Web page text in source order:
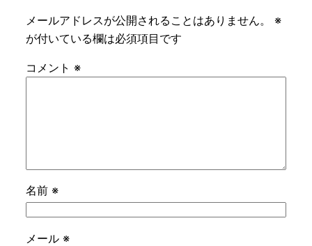
メールアドレスが公開されることはありません。
※
が付いている欄は必須項目です
コメント ※
名前 ※
メール ※